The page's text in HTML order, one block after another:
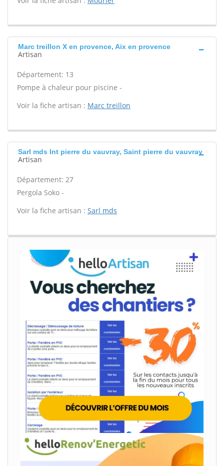
Marc treillon X en provence, Aix en provence
Artisan
Département: 13
Pompe à chaleur pour piscine -
Voir la fiche artisan : Marc treillon
Sarl mds Int pierre du vauvray, Saint pierre du vauvray
Artisan
Département: 27
Pergola Soko -
Voir la fiche artisan : Sarl mds